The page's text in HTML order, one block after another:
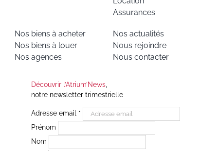
Assurances
Nos biens à acheter
Nos biens à louer
Nos agences
Nos actualités
Nous rejoindre
Nous contacter
Découvrir l’Atrium’News,
notre newsletter trimestrielle
Adresse email *
Prénom
Nom